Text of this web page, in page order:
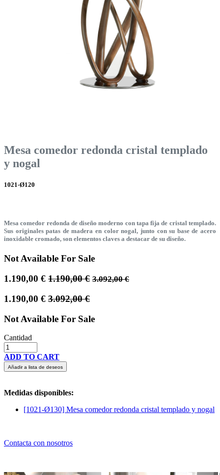
Mesa comedor redonda cristal templado
y nogal
1021-Ø120
Mesa comedor redonda de diseño moderno con tapa fija de cristal templado.
Sus originales patas de madera en color nogal, junto con su base de acero
inoxidable cromado, son elementos claves a destacar de su diseño.
Not Available For Sale
1.190,00 € 1.190,00€ 3.092,00€
1.190,00 € 3.092,00€
Not Available For Sale
Cantidad
ADD TO CART
Añadir a lista de deseos
Medidas disponibles:
[1021-Ø130] Mesa comedor redonda cristal templado y nogal
Contacta con nosotros